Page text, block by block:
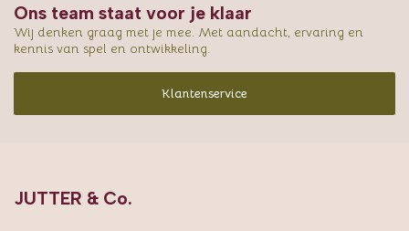
Ons team staat voor je klaar
Wij denken graag met je mee. Met aandacht, ervaring en
kennis van spel en ontwikkeling.
Klantenservice
JUTTER & Co.